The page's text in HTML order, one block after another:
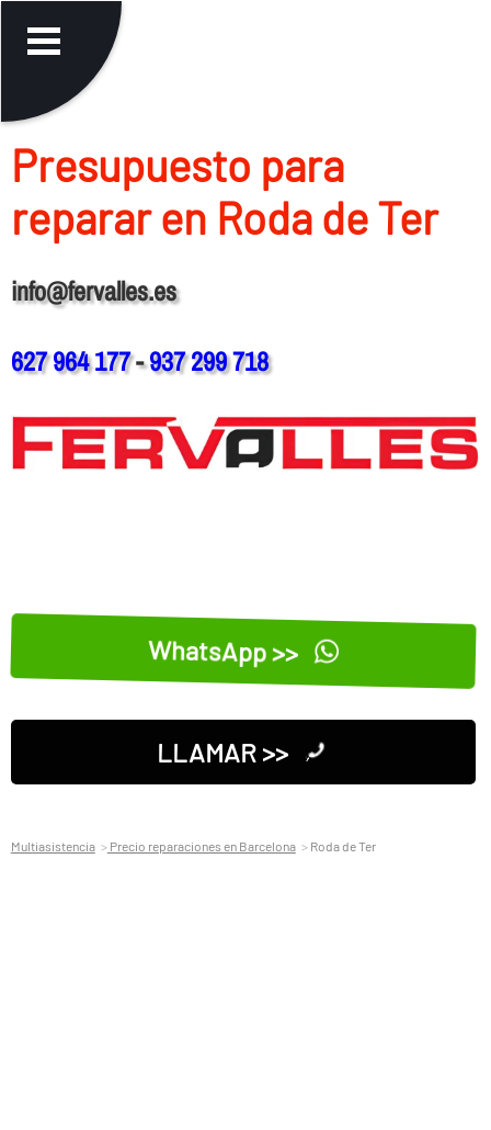
Presupuesto para
reparar en Roda de Ter
info@fervalles.es
627 964 177-937 299 718
WhatsApp >>
LLAMAR >>
Multiasistencia Precio reparaciones en Barcelona Roda de Ter